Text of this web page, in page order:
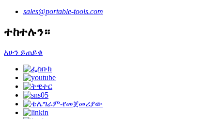
sales@portable-tools.com
ተከተሉን።
አሁን ይጠይቁ